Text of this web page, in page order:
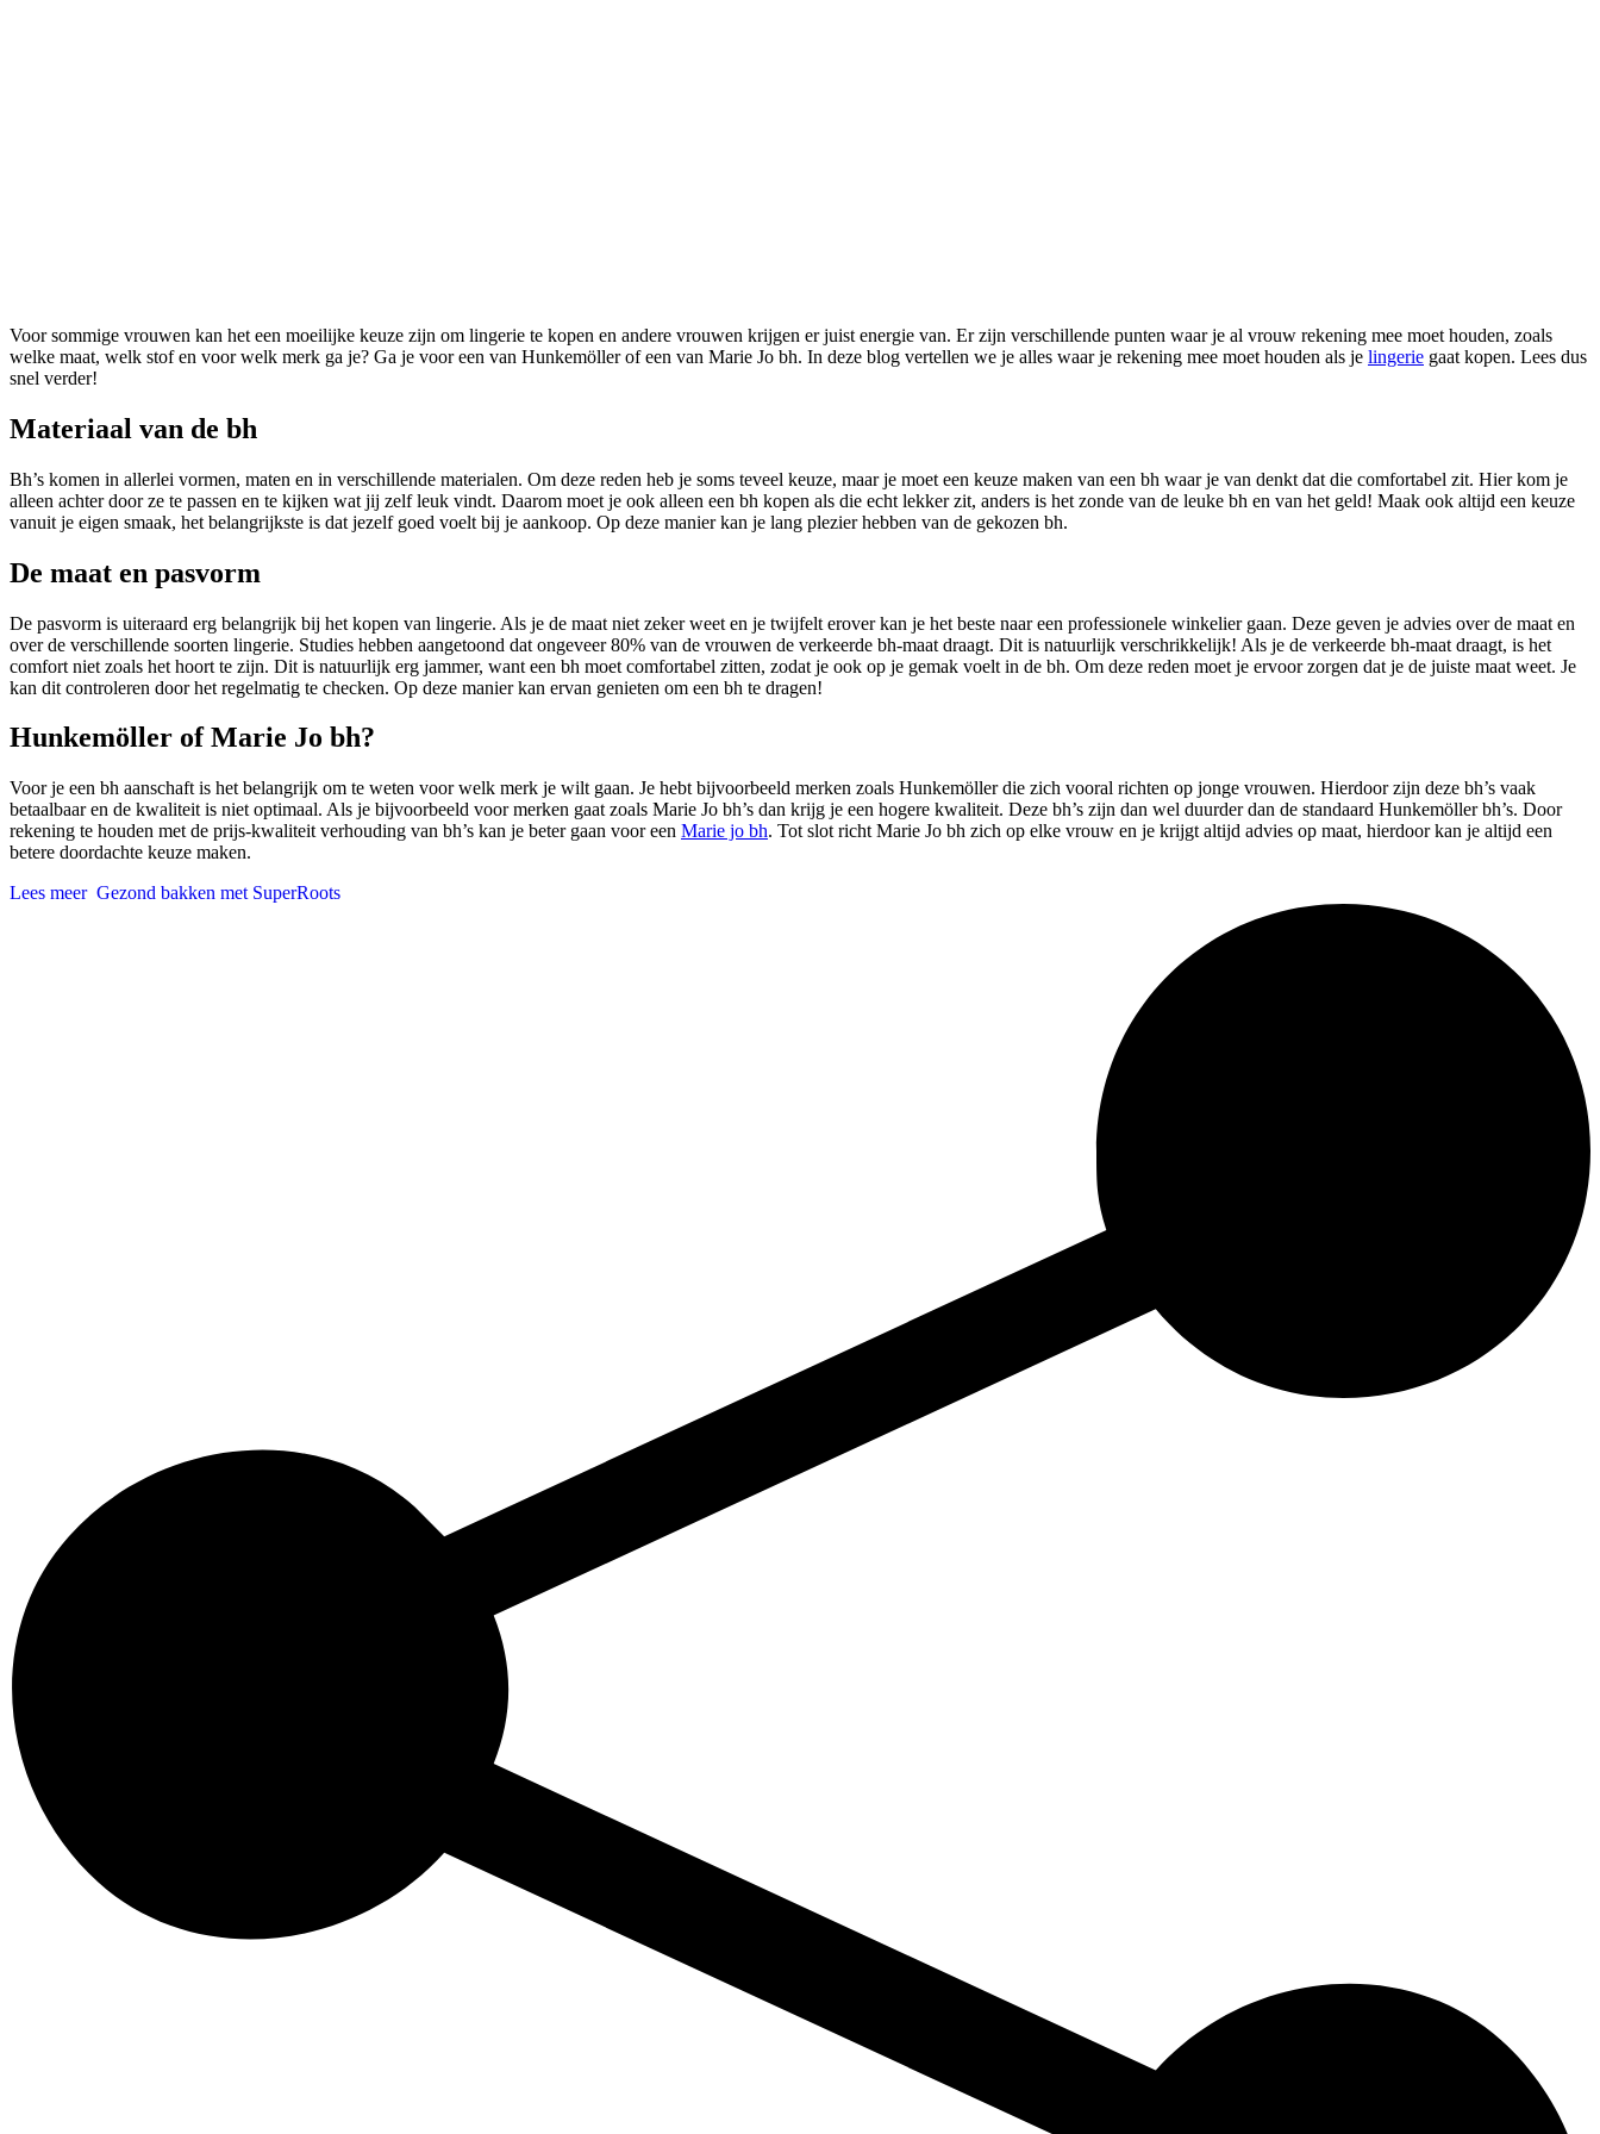
Voor sommige vrouwen kan het een moeilijke keuze zijn om lingerie te kopen en andere vrouwen krijgen er juist energie van. Er zijn verschillende punten waar je al vrouw rekening mee moet houden, zoals
welke maat, welk stof en voor welk merk ga je? Ga je voor een van Hunkemöller of een van Marie Jo bh. In deze blog vertellen we je alles waar je rekening mee moet houden als je lingerie gaat kopen. Lees dus
snel verder!
Materiaal van de bh
Bh’s komen in allerlei vormen, maten en in verschillende materialen. Om deze reden heb je soms teveel keuze, maar je moet een keuze maken van een bh waar je van denkt dat die comfortabel zit. Hier kom je
alleen achter door ze te passen en te kijken wat jij zelf leuk vindt. Daarom moet je ook alleen een bh kopen als die echt lekker zit, anders is het zonde van de leuke bh en van het geld! Maak ook altijd een keuze
vanuit je eigen smaak, het belangrijkste is dat jezelf goed voelt bij je aankoop. Op deze manier kan je lang plezier hebben van de gekozen bh.
De maat en pasvorm
De pasvorm is uiteraard erg belangrijk bij het kopen van lingerie. Als je de maat niet zeker weet en je twijfelt erover kan je het beste naar een professionele winkelier gaan. Deze geven je advies over de maat en
over de verschillende soorten lingerie. Studies hebben aangetoond dat ongeveer 80% van de vrouwen de verkeerde bh-maat draagt. Dit is natuurlijk verschrikkelijk! Als je de verkeerde bh-maat draagt, is het
comfort niet zoals het hoort te zijn. Dit is natuurlijk erg jammer, want een bh moet comfortabel zitten, zodat je ook op je gemak voelt in de bh. Om deze reden moet je ervoor zorgen dat je de juiste maat weet. Je
kan dit controleren door het regelmatig te checken. Op deze manier kan ervan genieten om een bh te dragen!
Hunkemöller of Marie Jo bh?
Voor je een bh aanschaft is het belangrijk om te weten voor welk merk je wilt gaan. Je hebt bijvoorbeeld merken zoals Hunkemöller die zich vooral richten op jonge vrouwen. Hierdoor zijn deze bh’s vaak
betaalbaar en de kwaliteit is niet optimaal. Als je bijvoorbeeld voor merken gaat zoals Marie Jo bh’s dan krijg je een hogere kwaliteit. Deze bh’s zijn dan wel duurder dan de standaard Hunkemöller bh’s. Door
rekening te houden met de prijs-kwaliteit verhouding van bh’s kan je beter gaan voor een Marie jo bh. Tot slot richt Marie Jo bh zich op elke vrouw en je krijgt altijd advies op maat, hierdoor kan je altijd een
betere doordachte keuze maken.
Lees meer Gezond bakken met SuperRoots